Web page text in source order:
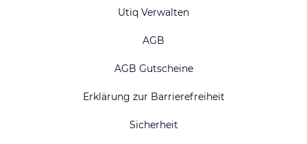
Utiq Verwalten
AGB
AGB Gutscheine
Erklärung zur Barrierefreiheit
Sicherheit